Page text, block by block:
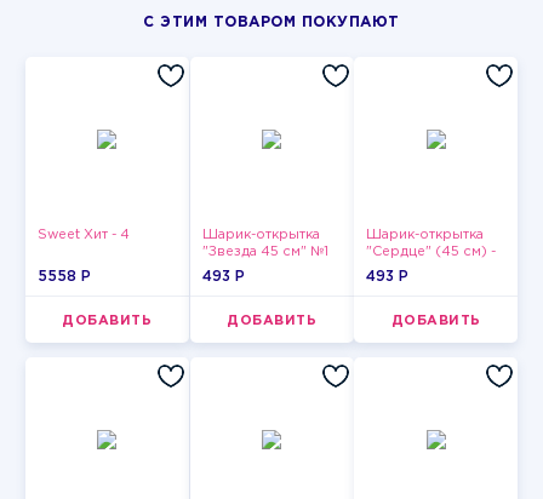
С ЭТИМ ТОВАРОМ ПОКУПАЮТ
Sweet Хит - 4
5558 P
ДОБАВИТЬ
Шарик-открытка
"Звезда 45 см" №1
493 P
ДОБАВИТЬ
Шарик-открытка
"Сердце" (45 см) -
2
493 P
ДОБАВИТЬ